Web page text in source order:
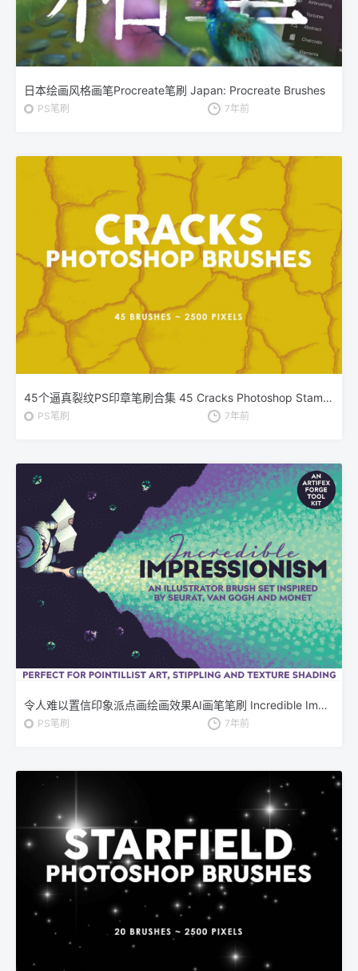
日本绘画风格画笔Procreate笔刷 Japan: Procreate Brushes
PS笔刷 7年前
45个逼真裂纹PS印章笔刷合集 45 Cracks Photoshop Stamp Brushes
PS笔刷 7年前
令人难以置信印象派点画绘画效果AI画笔笔刷 Incredible Impressionism | Brushes
PS笔刷 7年前